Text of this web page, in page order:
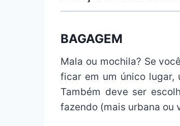
BAGAGEM
Mala ou mochila? Se
ficar em um único lugar,
Também deve ser
fazendo (mais urbana ou